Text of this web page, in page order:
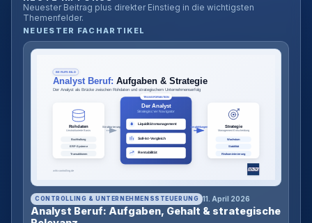
Neuester Beitrag plus direkter Einstieg in die wichtigsten
Themenfelder.
NEUESTER FACHARTIKEL
CONTROLLING & UNTERNEHMENSSTEUERUNG 11. April 2026
Analyst Beruf: Aufgaben, Gehalt & strategische